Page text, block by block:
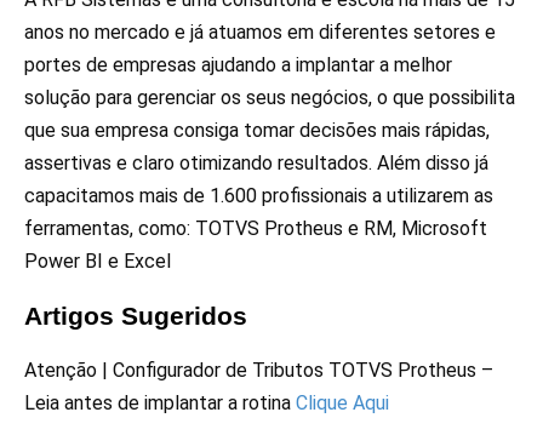
anos no mercado e já atuamos em diferentes setores e
portes de empresas ajudando a implantar a melhor
solução para gerenciar os seus negócios, o que possibilita
que sua empresa consiga tomar decisões mais rápidas,
assertivas e claro otimizando resultados. Além disso já
capacitamos mais de 1.600 profissionais a utilizarem as
ferramentas, como: TOTVS Protheus e RM, Microsoft
Power BI e Excel
Artigos Sugeridos
Atenção | Configurador de Tributos TOTVS Protheus –
Leia antes de implantar a rotina Clique Aqui